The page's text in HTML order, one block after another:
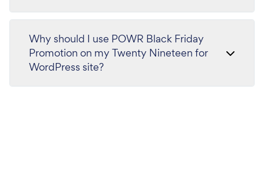
Why should I use POWR Black Friday
Promotion on my Twenty Nineteen for
WordPress site?